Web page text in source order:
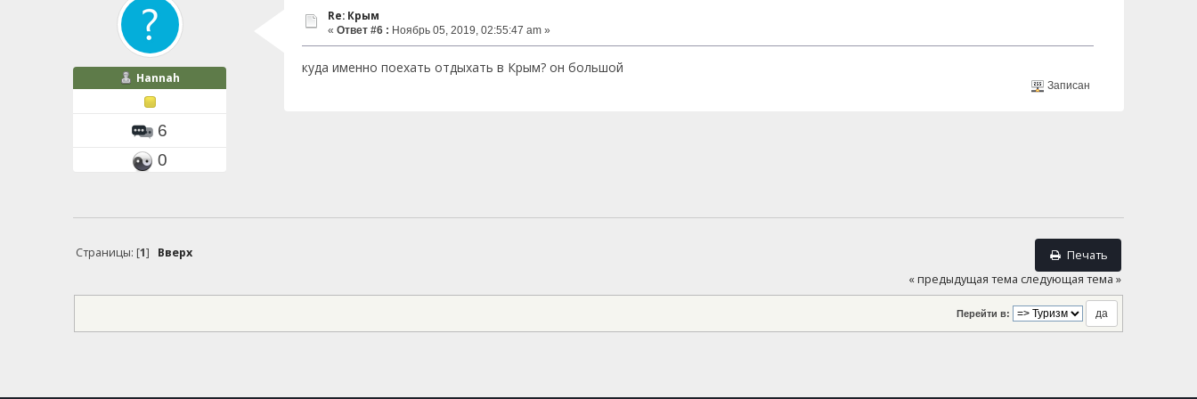
Hannah
6
0
Re: Крым
« Ответ #6 : Ноябрь 05, 2019, 02:55:47 am »
куда именно поехать отдыхать в Крым? он большой
Записан
Печать
Страницы: [1] Вверх
« предыдущая тема следующая тема »
Перейти в: